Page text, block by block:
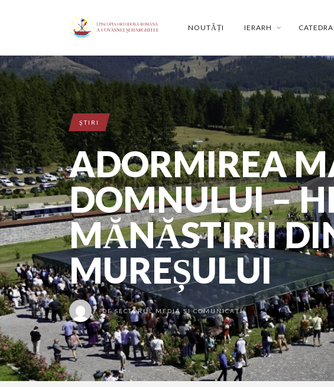
NOUTĂȚI IERARH
ŞTIRI
ADORMIREA
DOMNULUI –
MĂNĂSTIRII
MUREȘULUI
DESECTORUL MEDIA ȘI COMUNICAȚII